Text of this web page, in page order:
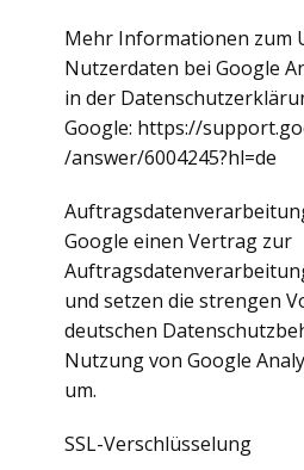
Mehr Informationen zum
Nutzerdaten bei Google
in der
Google: https://
/answer/6004245?hl=de
Google einen Vertrag zur
und setzen die strengen
deutschen
Nutzung von Google
um.
SSL-Verschlüsselung